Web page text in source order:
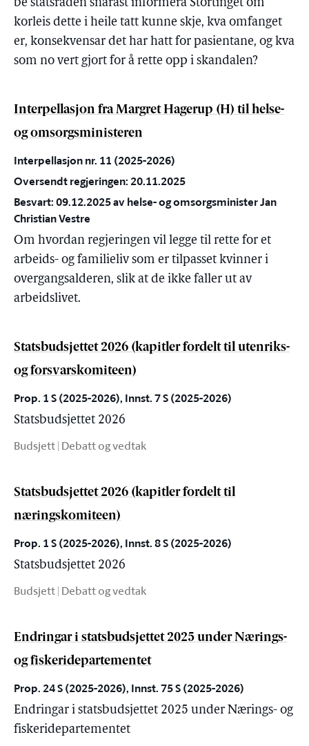
be statsråden snarast informera Stortinget om
korleis dette i heile tatt kunne skje, kva omfanget
er, konsekvensar det har hatt for pasientane, og kva
som no vert gjort for å rette opp i skandalen?
Interpellasjon fra Margret Hagerup (H) til helse-
og omsorgsministeren
Interpellasjon nr. 11 (2025-2026)
Oversendt regjeringen: 20.11.2025
Besvart: 09.12.2025 av helse- og omsorgsminister Jan
Christian Vestre
Om hvordan regjeringen vil legge til rette for et
arbeids- og familieliv som er tilpasset kvinner i
overgangsalderen, slik at de ikke faller ut av
arbeidslivet.
Statsbudsjettet 2026 (kapitler fordelt til utenriks-
og forsvarskomiteen)
Prop. 1 S (2025-2026), Innst. 7 S (2025-2026)
Statsbudsjettet 2026
Budsjett | Debatt og vedtak
Statsbudsjettet 2026 (kapitler fordelt til
næringskomiteen)
Prop. 1 S (2025-2026), Innst. 8 S (2025-2026)
Statsbudsjettet 2026
Budsjett | Debatt og vedtak
Endringar i statsbudsjettet 2025 under Nærings-
og fiskeridepartementet
Prop. 24 S (2025-2026), Innst. 75 S (2025-2026)
Endringar i statsbudsjettet 2025 under Nærings- og
fiskeridepartementet